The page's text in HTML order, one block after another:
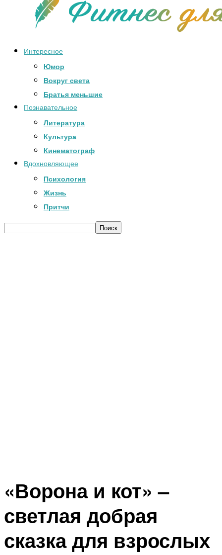
Интересное
Юмор
Вокруг света
Братья меньшие
Познавательное
Литература
Культура
Кинематограф
Вдохновляющее
Психология
Жизнь
Притчи
«Ворона и кот» –
светлая добрая
сказка для взрослых